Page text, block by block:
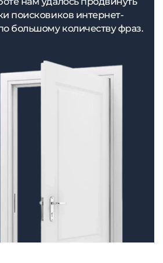
поисковиков интернет-
большому количеству фраз.